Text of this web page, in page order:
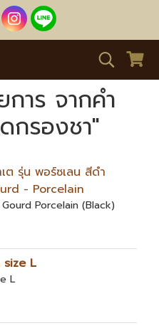
าร จากคำ
กรองชา"
ต รุ่น พอร์ซเลน สีดำ
- Porcelain
Porcelain (Black)
L
L